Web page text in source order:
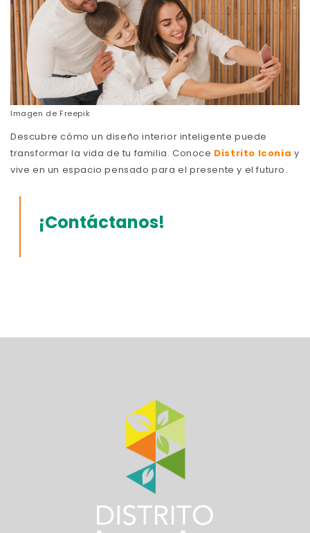
Imagen de Freepik
Descubre cómo un diseño interior inteligente puede
transformar la vida de tu familia. Conoce Distrito Iconia y
vive en un espacio pensado para el presente y el futuro.
¡Contáctanos!